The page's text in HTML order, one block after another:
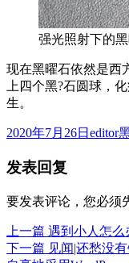
强光照射下的
现在黑曜石依然是西
上四个黑?石圆球，
生。
发
于
2020年7月26日 作
editor
发表回复
要发表评论，您必须
文
上一篇 上
篇
遇到小人怎么
下一篇 下
见闻|还愁没